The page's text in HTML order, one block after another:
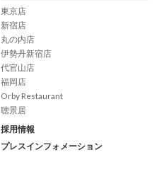
東京店
新宿店
丸の内店
伊勢丹新宿店
代官山店
福岡店
Orby Restaurant
聴景居
採用情報
プレスインフォメーション